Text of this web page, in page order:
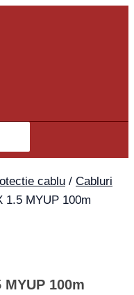
cablu / Cabluri
1.5 MYUP 100m
100m